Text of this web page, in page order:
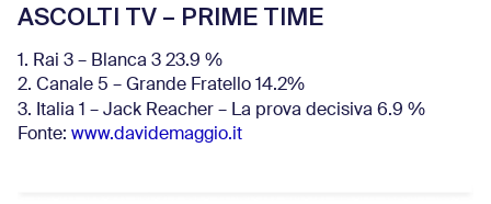
ASCOLTI TV – PRIME TIME
1. Rai 3 – Blanca 3 23.9 %
2. Canale 5 – Grande Fratello 14.2%
3. Italia 1 – Jack Reacher – La prova decisiva 6.9 %
Fonte: www.davidemaggio.it